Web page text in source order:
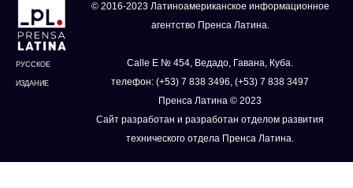
РУССКОЕ
ИЗДАНИЕ
© 2016-2023 Латиноамериканское информационное
агентство Пренса Латина.
Calle E № 454, Ведадо, Гавана, Куба.
телефон: (+53) 7 838 3496, (+53) 7 838 3497
Пренса Латина © 2023
Сайт разработан и разработан отделом развития
технического отдела Пренса Латина.